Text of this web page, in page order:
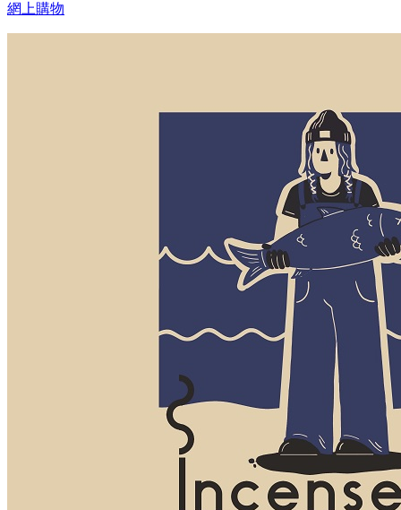
網上購物